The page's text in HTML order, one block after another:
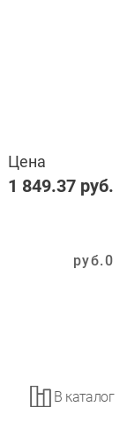
Цена
1 849.37 руб.
0
руб.
В каталог